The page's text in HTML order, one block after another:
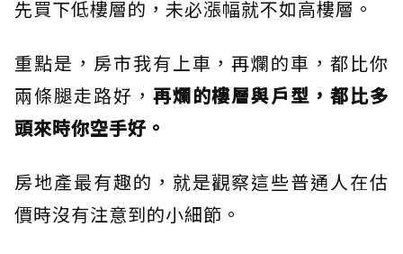
先買下低樓層的，未必漲幅就不如高樓層。
重點是，房市我有上車，再爛的車，都比你
兩條腿走路好， 再爛的樓層與戶型，都比多
頭來時你空手好。
房地產最有趣的，就是觀察這些普通人在估
價時沒有注意到的小細節。